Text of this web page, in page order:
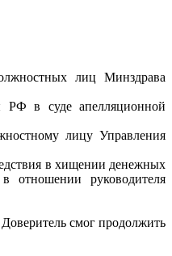
лиц Минздрава
РФ в суде апелляционной
лицу Управления
в хищении денежных
отношении руководителя
смог продолжить